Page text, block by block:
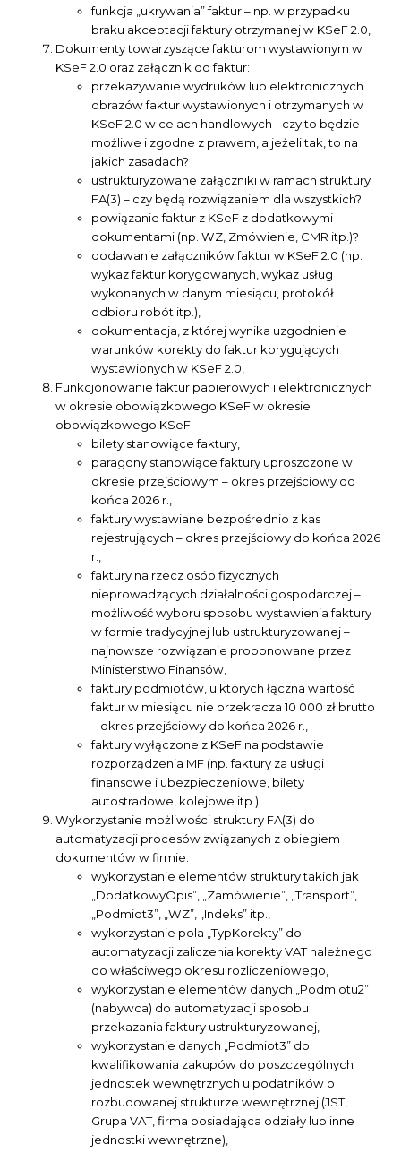
funkcja „ukrywania” faktur – np. w przypadku
braku akceptacji faktury otrzymanej w KSeF 2.0,
Dokumenty towarzyszące fakturom wystawionym w
KSeF 2.0 oraz załącznik do faktur:
przekazywanie wydruków lub elektronicznych
obrazów faktur wystawionych i otrzymanych w
KSeF 2.0 w celach handlowych - czy to będzie
możliwe i zgodne z prawem, a jeżeli tak, to na
jakich zasadach?
ustrukturyzowane załączniki w ramach struktury
FA(3) – czy będą rozwiązaniem dla wszystkich?
powiązanie faktur z KSeF z dodatkowymi
dokumentami (np. WZ, Zmówienie, CMR itp.)?
dodawanie załączników faktur w KSeF 2.0 (np.
wykaz faktur korygowanych, wykaz usług
wykonanych w danym miesiącu, protokół
odbioru robót itp.),
dokumentacja, z której wynika uzgodnienie
warunków korekty do faktur korygujących
wystawionych w KSeF 2.0,
Funkcjonowanie faktur papierowych i elektronicznych
w okresie obowiązkowego KSeF w okresie
obowiązkowego KSeF:
bilety stanowiące faktury,
paragony stanowiące faktury uproszczone w
okresie przejściowym – okres przejściowy do
końca 2026 r.,
faktury wystawiane bezpośrednio z kas
rejestrujących – okres przejściowy do końca 2026
r.,
faktury na rzecz osób fizycznych
nieprowadzących działalności gospodarczej –
możliwość wyboru sposobu wystawienia faktury
w formie tradycyjnej lub ustrukturyzowanej –
najnowsze rozwiązanie proponowane przez
Ministerstwo Finansów,
faktury podmiotów, u których łączna wartość
faktur w miesiącu nie przekracza 10 000 zł brutto
– okres przejściowy do końca 2026 r.,
faktury wyłączone z KSeF na podstawie
rozporządzenia MF (np. faktury za usługi
finansowe i ubezpieczeniowe, bilety
autostradowe, kolejowe itp.)
Wykorzystanie możliwości struktury FA(3) do
automatyzacji procesów związanych z obiegiem
dokumentów w firmie:
wykorzystanie elementów struktury takich jak
„DodatkowyOpis”, „Zamówienie”, „Transport”,
„Podmiot3”, „WZ”, „Indeks” itp.,
wykorzystanie pola „TypKorekty” do
automatyzacji zaliczenia korekty VAT należnego
do właściwego okresu rozliczeniowego,
wykorzystanie elementów danych „Podmiotu2”
(nabywca) do automatyzacji sposobu
przekazania faktury ustrukturyzowanej,
wykorzystanie danych „Podmiot3” do
kwalifikowania zakupów do poszczególnych
jednostek wewnętrznych u podatników o
rozbudowanej strukturze wewnętrznej (JST,
Grupa VAT, firma posiadająca odziały lub inne
jednostki wewnętrzne),